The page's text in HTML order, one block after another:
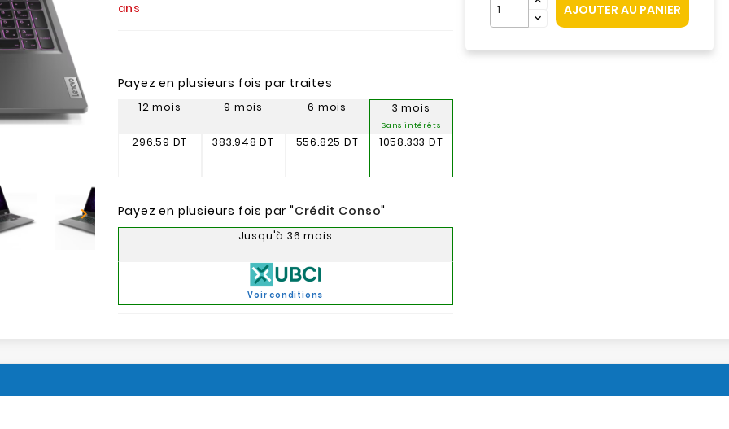

ans
AJOUTER AU PANIER
Payez en plusieurs fois par traites
12 mois
296.59 DT
9 mois
383.948 DT
6 mois
556.825 DT
3 mois
Sans intérêts
1058.333 DT
Payez en plusieurs fois par "Crédit Conso"
Jusqu'à 36 mois
Voir conditions